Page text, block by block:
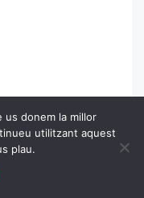
us donem la millor
utilitzant aquest
plau.